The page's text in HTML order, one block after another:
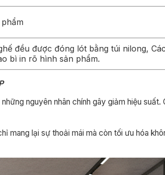
đều được đóng lót bằng túi nilong,
bì in rõ hình sản phẩm.
nguyên nhân chính gây giảm hiệu suất.
mang lại sự thoải mái mà còn tối ưu hóa